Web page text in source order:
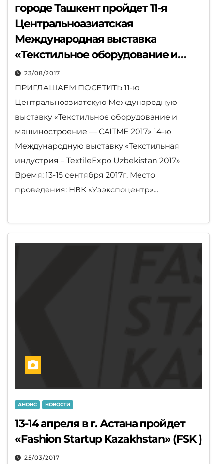
городе Ташкент пройдет 11-я
Центральноазиатская
Международная выставка
«Текстильное оборудование и
машиностроение — CAITME 2017»
и 14-я Международная выставка
«Текстильная индустрия –
TextileExpo Uzbekistan 2017»
23/08/2017
ПРИГЛАШАЕМ ПОСЕТИТЬ 11-ю
Центральноазиатскую Международную
выставку «Текстильное оборудование и
машиностроение — CAITME 2017» 14-ю
Международную выставку «Текстильная
индустрия – TextileExpo Uzbekistan 2017»
Время: 13-15 сентября 2017г. Место
проведения: НВК «Узэкспоцентр»…
АНОНС НОВОСТИ
13-14 апреля в г. Астана пройдет
«Fashion Startup Kazakhstan» (FSK )
25/03/2017